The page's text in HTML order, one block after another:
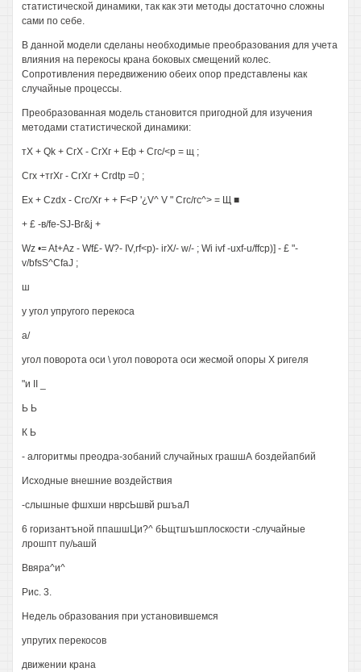
статистической динамики, так как эти методы достаточно сложны
сами по себе.
В данной модели сделаны необходимые преобразования для учета
влияния на перекосы крана боковых смещений колес.
Сопротивления передвижению обеих опор представлены как
случайные процессы.
Преобразованная модель становится пригодной для изучения
методами статистической динамики:
тХ + Qk + СгХ - СгХг + Еф + Сгс/<р = щ ;
Сгх +тгХг - СгХг + Сгdtp =0 ;
Ex + Czdx - Сгс/Xr + + F<P '¿V^ V " Сгс/гс^> = Щ ■
+ £ -в/fe-SJ-Вг&j +
Wz •= At+Az - Wf£- W?- IV,rf<p)- irX/- w/- ; Wi ivf -uxf-u/ffcp)] - £ "-
v/bfsS^CfaJ ;
ш
у угол упругого перекоса
а/
угол поворота оси \ угол поворота оси жесмой опоры X ригеля
"и II _
Ь Ь
К Ь
- алгоритмы преодра-зобаний случайных грашшА боздейапбий
Исходные внешние воздействия
-слышные фшхши нврсЬшвй ршъаЛ
6 горизантъной ппашшЦи?^ бЬщтшъшплоскости -случайные
лрошпт пу/ьашй
Ввяра^и^
Рис. 3.
Недель образования при установившемся
упругих перекосов
движении крана